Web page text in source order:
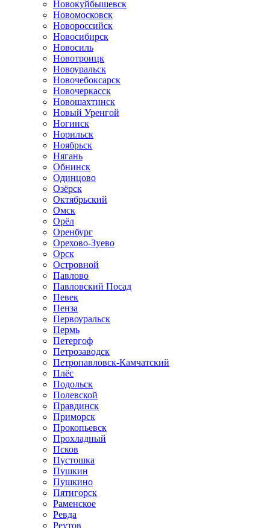
Новокуйбышевск
Новомосковск
Новороссийск
Новосибирск
Новосиль
Новотроицк
Новоуральск
Новочебоксарск
Новочеркасск
Новошахтинск
Новый Уренгой
Ногинск
Норильск
Ноябрьск
Нягань
Обнинск
Одинцово
Озёрск
Октябрьский
Омск
Орёл
Оренбург
Орехово-Зуево
Орск
Островной
Павлово
Павловский Посад
Певек
Пенза
Первоуральск
Пермь
Петергоф
Петрозаводск
Петропавловск-Камчатский
Плёс
Подольск
Полевской
Правдинск
Приморск
Прокопьевск
Прохладный
Псков
Пустошка
Пушкин
Пушкино
Пятигорск
Раменское
Ревда
Реутов